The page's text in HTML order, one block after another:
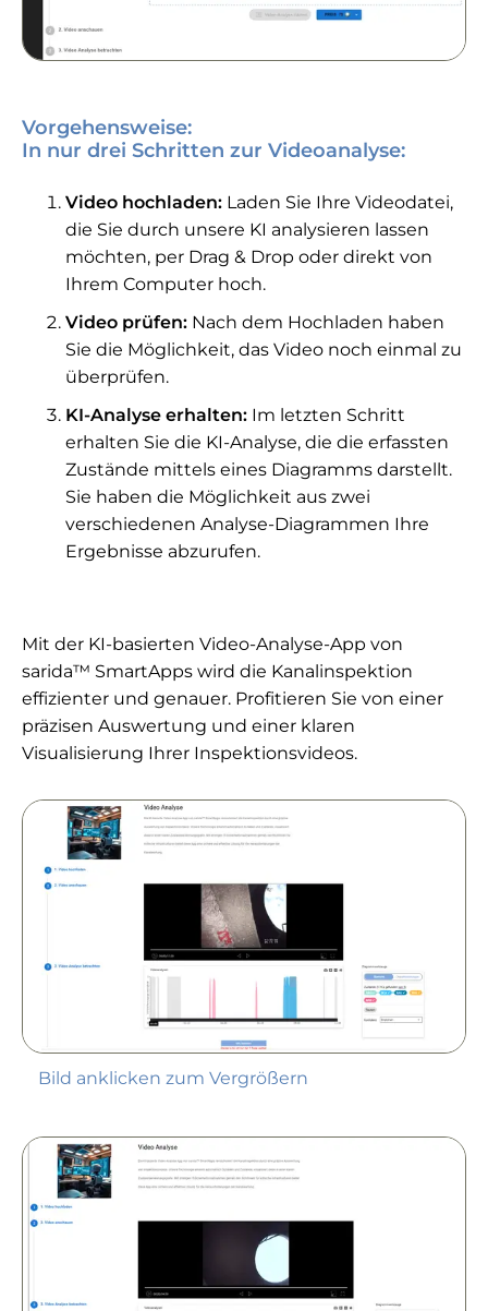
Vorgehensweise:
In nur drei Schritten zur Videoanalyse:
Video hochladen: Laden Sie Ihre Videodatei,
die Sie durch unsere KI analysieren lassen
möchten, per Drag & Drop oder direkt von
Ihrem Computer hoch.
Video prüfen: Nach dem Hochladen haben
Sie die Möglichkeit, das Video noch einmal zu
überprüfen.
KI-Analyse erhalten: Im letzten Schritt
erhalten Sie die KI-Analyse, die die erfassten
Zustände mittels eines Diagramms darstellt.
Sie haben die Möglichkeit aus zwei
verschiedenen Analyse-Diagrammen Ihre
Ergebnisse abzurufen.
Mit der KI-basierten Video-Analyse-App von
sarida™ SmartApps wird die Kanalinspektion
effizienter und genauer. Profitieren Sie von einer
präzisen Auswertung und einer klaren
Visualisierung Ihrer Inspektionsvideos.
Bild anklicken zum Vergrößern